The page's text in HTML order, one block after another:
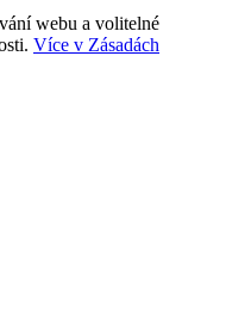
webu a volitelné
Více v Zásadách